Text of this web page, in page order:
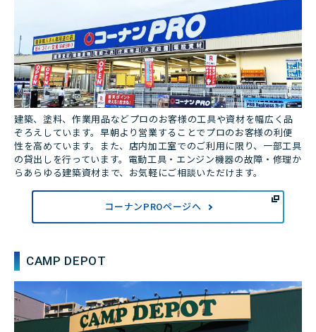
建築、塗料、作業用品などプロのお客様の工具や資材を幅広く品
ぞろえしています。早朝より営業することでプロのお客様の利便
性を高めています。また、店内加工室でのご利用に限り、一部工具
の貸出しを行っています。電動工具・エンジン機器の故障・修理か
らあらゆる建築資材まで、お気軽にご相談いただけます。
コーナンPROページへ
CAMP DEPOT